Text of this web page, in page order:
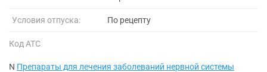
Условия отпуска: По рецепту
Код АТС
N Препараты для лечения заболеваний нервной системы